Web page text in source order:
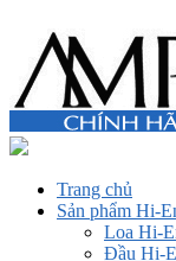
Trang chủ
Sản phẩm Hi-
Loa Hi-
Đầu Hi-